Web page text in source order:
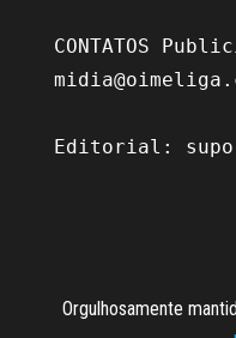
Editorial:
Orgulhosamente